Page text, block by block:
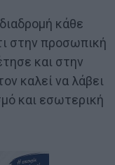
κάθε
στην προσωπική
και στην
καλεί να λάβει
και εσωτερική